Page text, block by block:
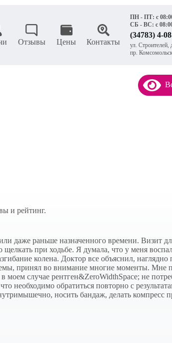
Отзывы Цены Контакты
ПН - ПТ: с
СБ - ВС: с
(34783) 4-
ул. Строителей,
пр.
и рейтинг.
даже раньше назначенного времени. Визит
при ходьбе. Я думала, что у меня
колена. Доктор все объяснил, наглядно
принял во внимание многие моменты. Мне
случае рентген&ZeroWidthSpace; не
необходимо обратиться повторно с
носить бандаж, делать компресс